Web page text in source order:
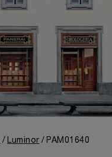
Luminor PAM01640